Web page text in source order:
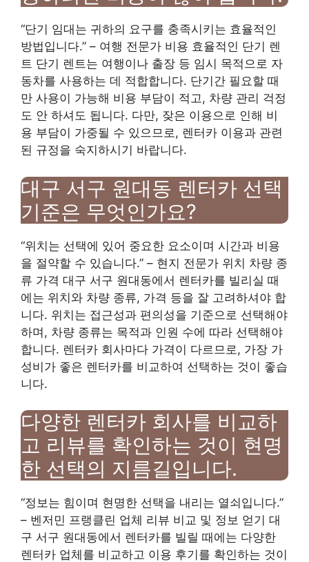
“단기 임대는 귀하의 요구를 충족시키는 효율적인
방법입니다.” – 여행 전문가 비용 효율적인 단기 렌
트 단기 렌트는 여행이나 출장 등 임시 목적으로 자
동차를 사용하는 데 적합합니다. 단기간 필요할 때
만 사용이 가능해 비용 부담이 적고, 차량 관리 걱정
도 안 하셔도 됩니다. 다만, 잦은 이용으로 인해 비
용 부담이 가중될 수 있으므로, 렌터카 이용과 관련
된 규정을 숙지하시기 바랍니다.
대구 서구 원대동 렌터카 선택
기준은 무엇인가요?
“위치는 선택에 있어 중요한 요소이며 시간과 비용
을 절약할 수 있습니다.” – 현지 전문가 위치 차량 종
류 가격 대구 서구 원대동에서 렌터카를 빌리실 때
에는 위치와 차량 종류, 가격 등을 잘 고려하셔야 합
니다. 위치는 접근성과 편의성을 기준으로 선택해야
하며, 차량 종류는 목적과 인원 수에 따라 선택해야
합니다. 렌터카 회사마다 가격이 다르므로, 가장 가
성비가 좋은 렌터카를 비교하여 선택하는 것이 좋습
니다.
다양한 렌터카 회사를 비교하
고 리뷰를 확인하는 것이 현명
한 선택의 지름길입니다.
“정보는 힘이며 현명한 선택을 내리는 열쇠입니다.”
– 벤저민 프랭클린 업체 리뷰 비교 및 ​​정보 얻기 대
구 서구 원대동에서 렌터카를 빌릴 때에는 다양한
렌터카 업체를 비교하고 이용 후기를 확인하는 것이